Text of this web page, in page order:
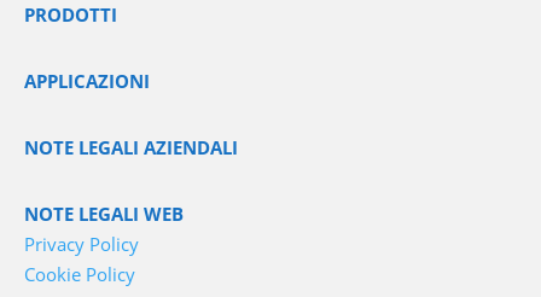
PRODOTTI
APPLICAZIONI
NOTE LEGALI AZIENDALI
NOTE LEGALI WEB
Privacy Policy
Cookie Policy